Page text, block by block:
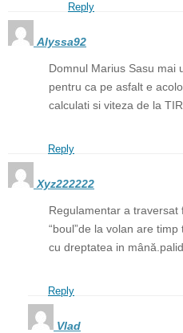
Reply
Alyssa92
Domnul Marius Sasu mai
pentru ca pe asfalt e
calculati si viteza de la
Reply
Xyz222222
Regulamentar a
“boul”de la volan are
cu dreptatea in
Reply
Vlad